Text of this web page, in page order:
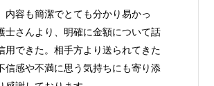
内容も簡潔でとても分かり易かっ
士さんより、明確に金額について話
用できた。相手方より送られてきた
信感や不満に思う気持ちにも寄り添